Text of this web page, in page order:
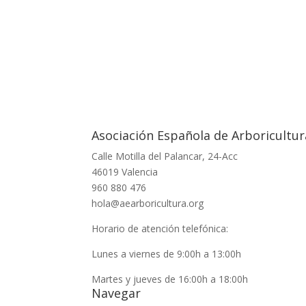
Asociación Española de
Calle Motilla del Palancar, 24-Acc
46019 Valencia
960 880 476
hola@aearboricultura.org
Horario de atención telefónica:
Lunes a viernes de 9:00h a 13:00h
Martes y jueves de 16:00h a 18:00h
Navegar